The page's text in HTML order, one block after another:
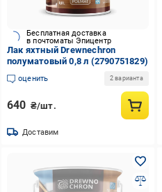
Бесплатная доставка
в почтоматы Эпицентр
Лак яхтный Drewnechron
полуматовый 0,8 л (2790751829)
оценить 2 варианта
640 ₴/шт.
Доставим